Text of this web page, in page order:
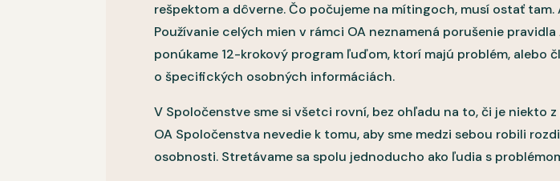
rešpektom a dôverne. Čo počujeme na mítingoch, musí ostať
Používanie celých mien v rámci OA neznamená porušenie
ponúkame 12-krokový program ľuďom, ktorí majú problém, alebo
o špecifických osobných informáciách.
V Spoločenstve sme si všetci rovní, bez ohľadu na to, či je niekto
OA Spoločenstva nevedie k tomu, aby sme medzi sebou robili
osobnosti. Stretávame sa spolu jednoducho ako ľudia s